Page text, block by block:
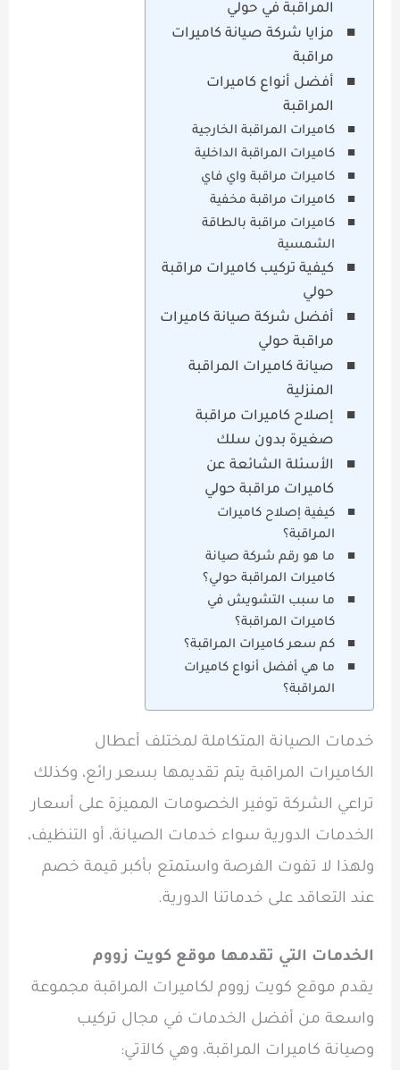
المراقبة في حولي
مزايا شركة صيانة كاميرات
مراقبة
أفضل أنواع كاميرات
المراقبة
كاميرات المراقبة الخارجية
كاميرات المراقبة الداخلية
كاميرات مراقبة واي فاي
كاميرات مراقبة مخفية
كاميرات مراقبة بالطاقة
الشمسية
كيفية تركيب كاميرات مراقبة
حولي
أفضل شركة صيانة كاميرات
مراقبة حولي
صيانة كاميرات المراقبة
المنزلية
إصلاح كاميرات مراقبة
صغيرة بدون سلك
الأسئلة الشائعة عن
كاميرات مراقبة حولي
كيفية إصلاح كاميرات
المراقبة؟
ما هو رقم شركة صيانة
كاميرات المراقبة حولي؟
ما سبب التشويش في
كاميرات المراقبة؟
كم سعر كاميرات المراقبة؟
ما هي أفضل أنواع كاميرات
المراقبة؟
خدمات الصيانة المتكاملة لمختلف أعطال
الكاميرات المراقبة يتم تقديمها بسعر رائع، وكذلك
تراعي الشركة توفير الخصومات المميزة على أسعار
الخدمات الدورية سواء خدمات الصيانة، أو التنظيف،
ولهذا لا تفوت الفرصة واستمتع بأكبر قيمة خصم
عند التعاقد على خدماتنا الدورية.
الخدمات التي تقدمها موقع كويت زووم
يقدم موقع كويت زووم لكاميرات المراقبة مجموعة
واسعة من أفضل الخدمات في مجال تركيب
وصيانة كاميرات المراقبة، وهي كالآتي: